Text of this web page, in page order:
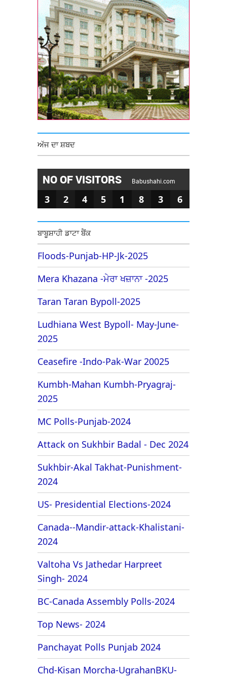
ਅੱਜ ਦਾ ਸ਼ਬਦ
NO OF VISITORS Babushahi.com
3 2 4 5 1 8 3 6
ਬਾਬੂਸ਼ਾਹੀ ਡਾਟਾ ਬੈਂਕ
Floods-Punjab-HP-Jk-2025
Mera Khazana -ਮੇਰਾ ਖਜ਼ਾਨਾ -2025
Taran Taran Bypoll-2025
Ludhiana West Bypoll- May-June-
2025
Ceasefire -Indo-Pak-War 20025
Kumbh-Mahan Kumbh-Pryagraj-
2025
MC Polls-Punjab-2024
Attack on Sukhbir Badal - Dec 2024
Sukhbir-Akal Takhat-Punishment-
2024
US- Presidential Elections-2024
Canada--Mandir-attack-Khalistani-
2024
Valtoha Vs Jathedar Harpreet
Singh- 2024
BC-Canada Assembly Polls-2024
Top News- 2024
Panchayat Polls Punjab 2024
Chd-Kisan Morcha-UgrahanBKU-